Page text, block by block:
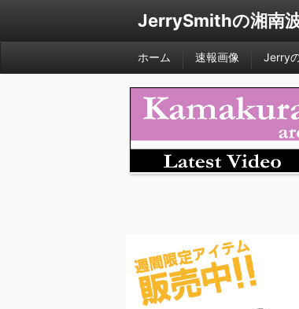
JerrySmithの湘南
ホーム 速報画像 Jerry